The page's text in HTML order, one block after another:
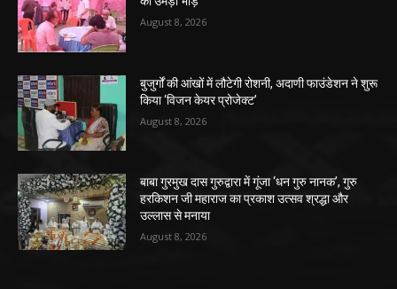
August 8, 2026
बुजुर्गों की आंखों में लौटेगी रोशनी, अदाणी फाउंडेशन ने शुरू
किया ‘विजन केयर प्रोजेक्ट’
August 8, 2026
बाबा गुरमुख दास गुरुद्वारा में गूंजा ‘धन गुरु नानक’, गुरु
हरकिशन जी महाराज का प्रकाश उत्सव श्रद्धा और
उल्लास से मनाया
August 8, 2026